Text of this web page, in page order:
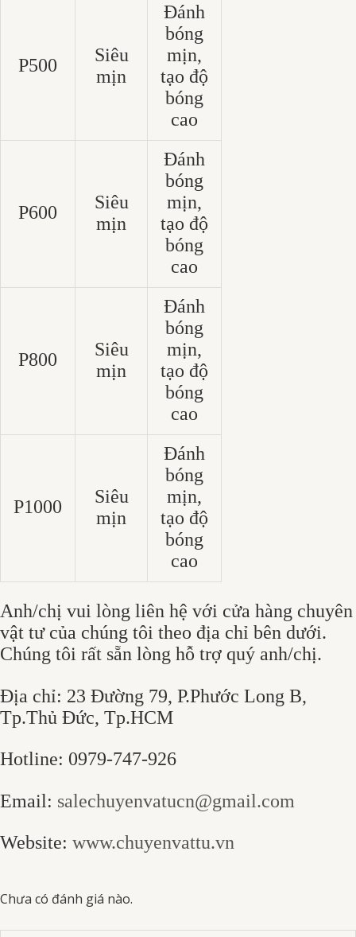
P500
Siêu
mịn
Đánh
bóng
mịn,
tạo độ
bóng
cao
P600
Siêu
mịn
Đánh
bóng
mịn,
tạo độ
bóng
cao
P800
Siêu
mịn
Đánh
bóng
mịn,
tạo độ
bóng
cao
P1000
Siêu
mịn
Đánh
bóng
mịn,
tạo độ
bóng
cao
Anh/chị vui lòng liên hệ với cửa hàng chuyên
vật tư của chúng tôi theo địa chỉ bên dưới.
Chúng tôi rất sẵn lòng hỗ trợ quý anh/chị.
Địa chỉ: 23 Đường 79, P.Phước Long B,
Tp.Thủ Đức, Tp.HCM
Hotline: 0979-747-926
Email: salechuyenvatucn@gmail.com
Website: www.chuyenvattu.vn
Chưa có đánh giá nào.